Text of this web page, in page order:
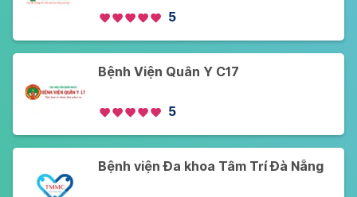
5
Bệnh Viện Quân Y C17
5
Bệnh viện Đa khoa Tâm Trí Đà Nẵng